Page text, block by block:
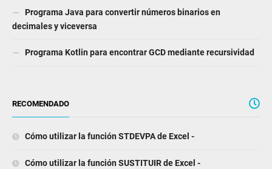
Programa Java para convertir números binarios en
decimales y viceversa
Programa Kotlin para encontrar GCD mediante recursividad
RECOMENDADO
Cómo utilizar la función STDEVPA de Excel -
Cómo utilizar la función SUSTITUIR de Excel -